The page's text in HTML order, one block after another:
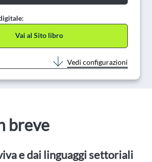
Vai al Sito libro
Vedi configurazioni
breve
e dai linguaggi settoriali